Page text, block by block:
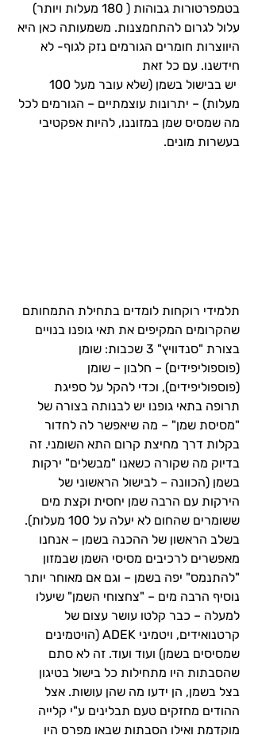
בטמפרטורות גבוהות ( 180 מעלות ויותר)
עלול לגרום להתחמצנות. משמעותה כאן היא
היווצרות חומרים הגורמים נזק לגוף- לא
חידשנו. עם כל זאת
מעלות) – יתרונות עוצמתיים – הגורמים לכל
מה שמסיס שמן במזוננו, להיות אפקטיבי
בעשרות מונים.
תלמידי רוקחות לומדים בתחילת התמחותם
שהקרומים המקיפים את תאי גופנו בנויים
בצורת "סנדוויץ" 3 שכבות: שומן
(פוספוליפידים) – חלבון – שומן
(פוספוליפידים), וכדי להקל על ספיגת
תרופה בתאי גופנו יש לבנותה בצורה של
"מסיסת שמן" – מה שיאפשר לה לחדור
בקלות דרך מחיצת קרום התא השומני. זה
בדיוק מה שקורה כשאנו "מבשלים" ירקות
בשמן (הכוונה – לבישול הראשוני של
הירקות עם הרבה שמן יחסית וקצת מים
ששומרים שהחום לא יעלה על 100 מעלות).
בשלב הראשון של ההכנה בשמן – אנחנו
מאפשרים לרכיבים מסיסי השמן שבמזון
"להתנמס" יפה בשמן – וגם אם מאוחר יותר
נוסיף הרבה מים – "צחצוחי השמן" שיעלו
למעלה – כבר קלטו עושר עצום של
קרטנואידים, ויטמיני ADEK (הויטמינים
שמסיסים בשמן) ועוד ועוד. זה לא סתם
שהסבתות היו מתחילות כל בישול בטיגון
בצל בשמן, הן ידעו מה שהן עושות. אצל
ההודים מחזקים טעם תבלינים ע"י קלייה
מוקדמת ואילו הסבתות שבאו מפרס היו